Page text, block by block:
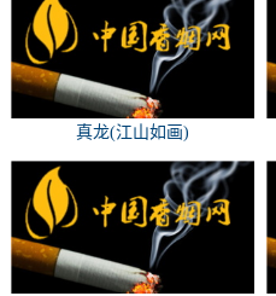
真龙(江山如画)